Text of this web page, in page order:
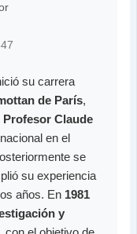
su carrera
de París,
Profesor Claude
en el
se
su experiencia
años. En 1981
y